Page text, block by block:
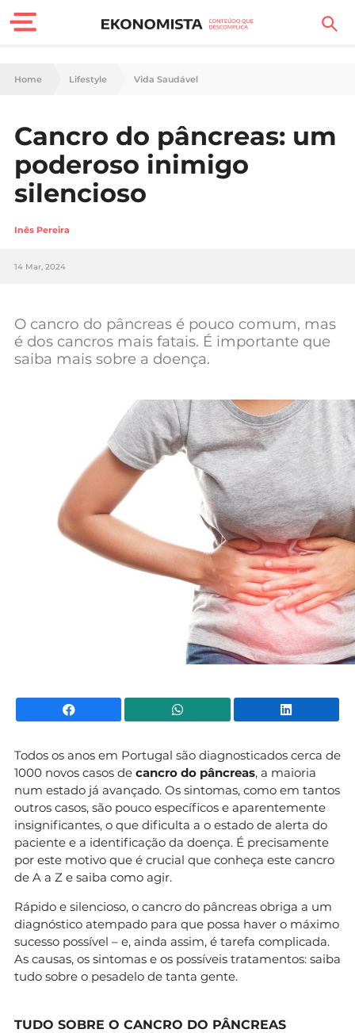
Finanças Pessoais
Carreira
Casa
Lifestyle
Sociedade
Negócios
Mundial 2026
Home Lifestyle Vida Saudável
Cancro do pâncreas: um
poderoso inimigo
silencioso
Inês Pereira
14 Mar, 2024
O cancro do pâncreas é pouco comum, mas
é dos cancros mais fatais. É importante que
saiba mais sobre a doença.
Facebook WhatsApp
Todos os anos em Portugal são diagnosticados cerca de
1000 novos casos de cancro do pâncreas, a maioria
num estado já avançado. Os sintomas, como em tantos
outros casos, são pouco específicos e aparentemente
insignificantes, o que dificulta a o estado de alerta do
paciente e a identificação da doença. É precisamente
por este motivo que é crucial que conheça este cancro
de A a Z e saiba como agir.
Rápido e silencioso, o cancro do pâncreas obriga a um
diagnóstico atempado para que possa haver o máximo
sucesso possível – e, ainda assim, é tarefa complicada.
As causas, os sintomas e os possíveis tratamentos: saiba
tudo sobre o pesadelo de tanta gente.
TUDO SOBRE O CANCRO DO PÂNCREAS